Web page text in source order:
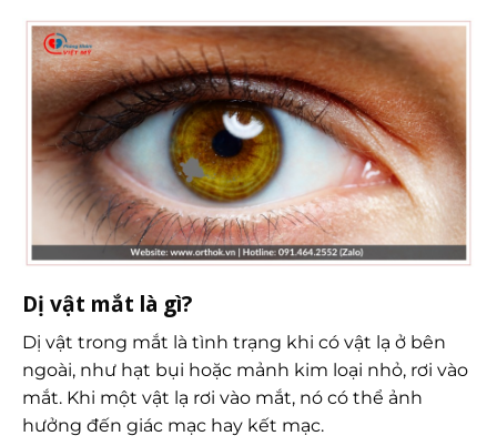
Dị vật mắt là gì?
Dị vật trong mắt là tình trạng khi có vật lạ ở bên
ngoài, như hạt bụi hoặc mảnh kim loại nhỏ, rơi vào
mắt. Khi một vật lạ rơi vào mắt, nó có thể ảnh
hưởng đến giác mạc hay kết mạc.